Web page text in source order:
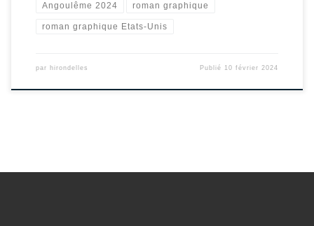
Angoulême 2024 roman graphique
roman graphique Etats-Unis
par hirondelles Publié 10 février 2024